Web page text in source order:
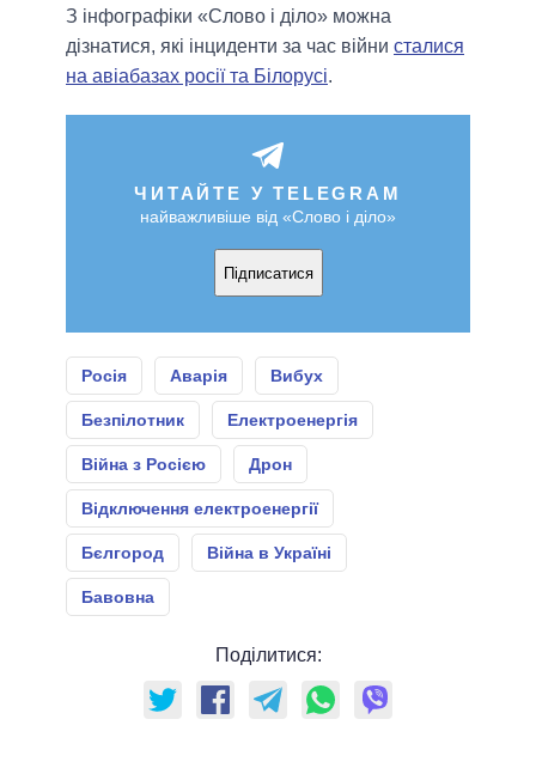
З інфографіки «Слово і діло» можна
дізнатися, які інциденти за час війни сталися
на авіабазах росії та Білорусі.
ЧИТАЙТЕ У TELEGRAM
найважливіше від «Слово і діло»
Підписатися
Росія Аварія Вибух
Безпілотник Електроенергія
Війна з Росією Дрон
Відключення електроенергії
Бєлгород Війна в Україні
Бавовна
Поділитися: